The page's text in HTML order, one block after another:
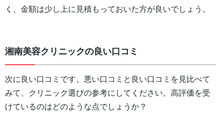
く、金額は少し上に見積もっておいた方が良いでしょう。
湘南美容クリニックの良い口コミ
次に良い口コミです。悪い口コミと良い口コミを見比べて
みて、クリニック選びの参考にしてください。高評価を受
けているのはどのような点でしょうか？